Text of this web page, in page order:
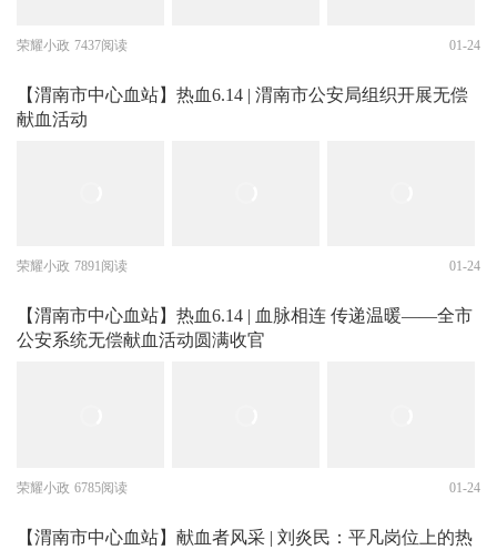
荣耀小政 7437阅读 01-24
【渭南市中心血站】热血6.14 | 渭南市公安局组织开展无偿
献血活动
荣耀小政 7891阅读 01-24
【渭南市中心血站】热血6.14 | 血脉相连 传递温暖——全市
公安系统无偿献血活动圆满收官
荣耀小政 6785阅读 01-24
【渭南市中心血站】献血者风采 | 刘炎民：平凡岗位上的热